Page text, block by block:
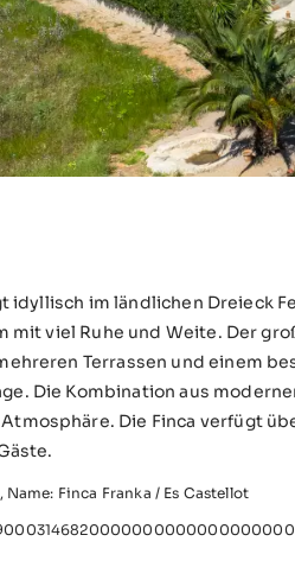
idyllisch im ländlichen Dreieck
mit viel Ruhe und Weite. Der
Terrassen und einem
Die Kombination aus
Die Finca verfügt
Name: Finca Franka / Es Castellot